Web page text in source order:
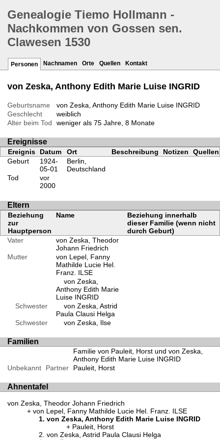
Genealogie Tiemo Hollmann -
Nachkommen von Gossen sen.
Clawesen 1530
Personen Nachnamen Orte Quellen Kontakt
von Zeska, Anthony Edith Marie Luise INGRID
Geburtsname
von Zeska, Anthony Edith Marie Luise INGRID
Geschlecht
weiblich
Alter beim Tod
weniger als 75 Jahre, 8 Monate
Ereignisse
Ereignis Datum Ort Beschreibung Notizen
Quellen
Geburt
1924-
05-01
Berlin,
Deutschland
Tod
vor
2000
Eltern
Beziehung
zur
Hauptperson
Name
Beziehung innerhalb
dieser Familie (wenn nicht
durch Geburt)
Vater
von Zeska, Theodor
Johann Friedrich
Mutter
von Lepel, Fanny
Mathilde Lucie Hel.
Franz. ILSE
von Zeska,
Anthony Edith Marie
Luise INGRID
Schwester
von Zeska, Astrid
Paula Clausi Helga
Schwester
von Zeska, Ilse
Familien
Familie von Pauleit, Horst und von Zeska,
Anthony Edith Marie Luise INGRID
Unbekannt
Partner Pauleit, Horst
Ahnentafel
von Zeska, Theodor Johann Friedrich
von Lepel, Fanny Mathilde Lucie Hel. Franz. ILSE
von Zeska, Anthony Edith Marie Luise INGRID
Pauleit, Horst
von Zeska, Astrid Paula Clausi Helga